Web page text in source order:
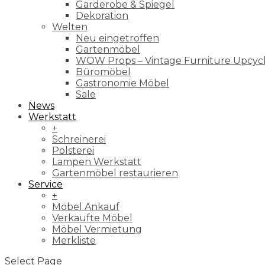
Garderobe & Spiegel
Dekoration
Welten
Neu eingetroffen
Gartenmöbel
WOW Props – Vintage Furniture
Büromöbel
Gastronomie Möbel
Sale
News
Werkstatt
+
Schreinerei
Polsterei
Lampen Werkstatt
Gartenmöbel restaurieren
Service
+
Möbel Ankauf
Verkaufte Möbel
Möbel Vermietung
Merkliste
Select Page